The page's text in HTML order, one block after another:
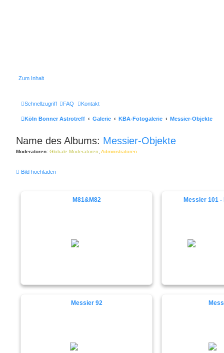
Zum Inhalt
Schnellzugriff FAQ Kontakt
Köln Bonner Astrotreff Galerie KBA-Fotogalerie Messier-Objekte
Name des Albums: Messier-Objekte
Moderatoren: Globale Moderatoren Administratoren
Bild hochladen
M81&M82 Messier 101 -
Messier 92